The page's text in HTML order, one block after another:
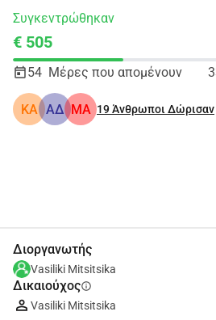
Συγκεντρώθηκαν
€ 505
54 Μέρες που απομένουν
KA ΑΔ ΜΑ 19Άνθρωποι Δώρισαν
Διοργανωτής
Vasiliki Mitsitsika
Δικαιούχοςinfo
Vasiliki Mitsitsika